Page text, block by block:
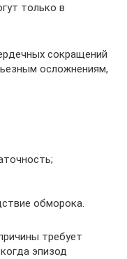
только в
сокращений
осложнениям,
обморока.
требует
эпизод